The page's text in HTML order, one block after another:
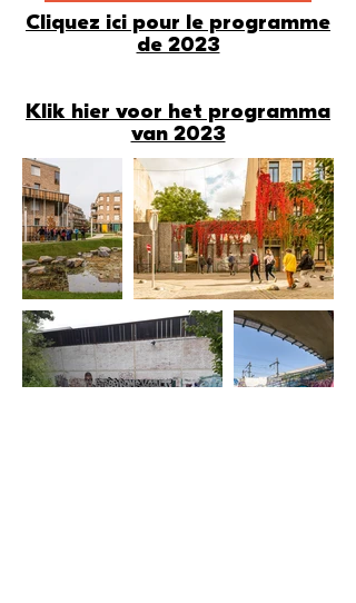
Cliquez ici pour le programme
de 2023
Klik hier voor het programma
van 2023